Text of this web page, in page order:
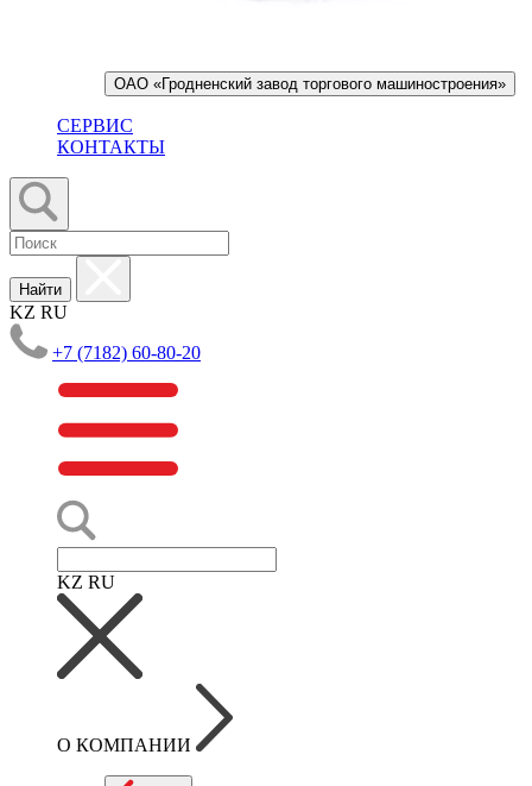
ОАО «Гродненский завод торгового машиностроения»
СЕРВИС
КОНТАКТЫ
Найти
KZ RU
+7 (7182) 60-80-20
KZ RU
О КОМПАНИИ